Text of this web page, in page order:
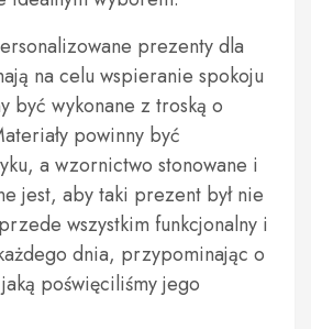
prezenty dla
na celu wspieranie spokoju
być wykonane z troską o
powinny być
a wzornictwo stonowane i
jest, aby taki prezent był nie
wszystkim funkcjonalny i
dnia, przypominając o
poświęciliśmy jego